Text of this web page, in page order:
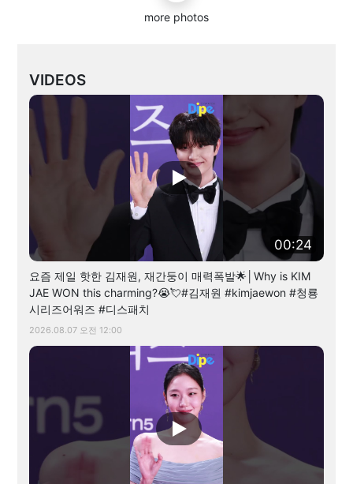
more photos
VIDEOS
00:24
요즘 제일 핫한 김재원, 재간둥이 매력폭발🌟│Why is KIM
JAE WON this charming?😭💘#김재원 #kimjaewon #청룡
시리즈어워즈 #디스패치
2026.08.07 오전 12:00